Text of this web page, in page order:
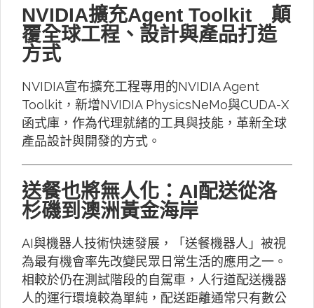
NVIDIA擴充Agent Toolkit 顛
覆全球工程、設計與產品打造
方式
NVIDIA宣布擴充工程專用的NVIDIA Agent
Toolkit，新增NVIDIA PhysicsNeMo與CUDA-X
函式庫，作為代理就緒的工具與技能，革新全球
產品設計與開發的方式。
送餐也將無人化：AI配送從洛
杉磯到澳洲黃金海岸
AI與機器人技術快速發展，「送餐機器人」被視
為最有機會率先改變民眾日常生活的應用之一。
相較於仍在測試階段的自駕車，人行道配送機器
人的運行環境較為單純，配送距離通常只有數公